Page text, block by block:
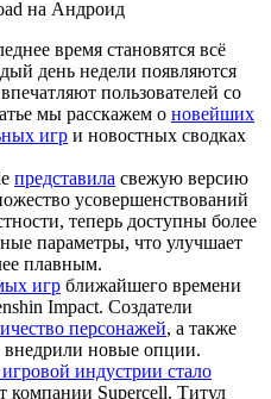
на Андроид
время становятся всё
день недели появляются
пользователей со
мы расскажем о новейших
игр и новостных сводках
представила свежую версию
усовершенствований
теперь доступны более
параметры, что улучшает
плавным.
игр ближайшего времени
Impact. Создатели
персонажей, а также
новые опции.
индустрии стало
компании Supercell. Титул